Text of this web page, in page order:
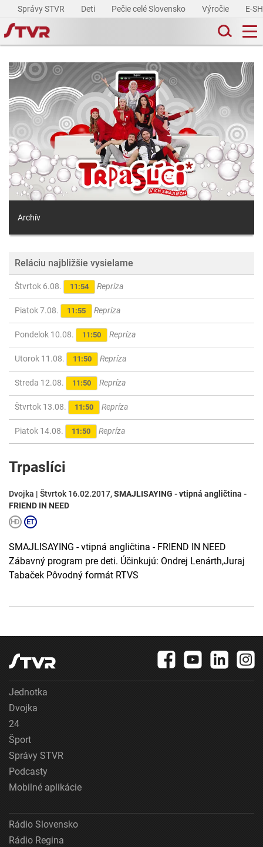
Správy STVR Deti Pečie celé Slovensko Výročie E-
Archív
Reláciu najbližšie vysielame
Štvrtok 6.08. 11:54 Repríza
Piatok 7.08. 11:55 Repríza
Pondelok 10.08. 11:50 Repríza
Utorok 11.08. 11:50 Repríza
Streda 12.08. 11:50 Repríza
Štvrtok 13.08. 11:50 Repríza
Piatok 14.08. 11:50 Repríza
Trpaslíci
Dvojka | Štvrtok 16.02.2017,SMAJLISAYING - vtipná angličtina -
FRIEND IN NEED
SMAJLISAYING - vtipná angličtina - FRIEND IN NEED
Zábavný program pre deti. Účinkujú: Ondrej Lenárth,Juraj
Tabaček Pôvodný formát RTVS
Jednotka
Dvojka
24
Šport
Správy STVR
Podcasty
Mobilné aplikácie
Rádio Slovensko
Rádio Regina